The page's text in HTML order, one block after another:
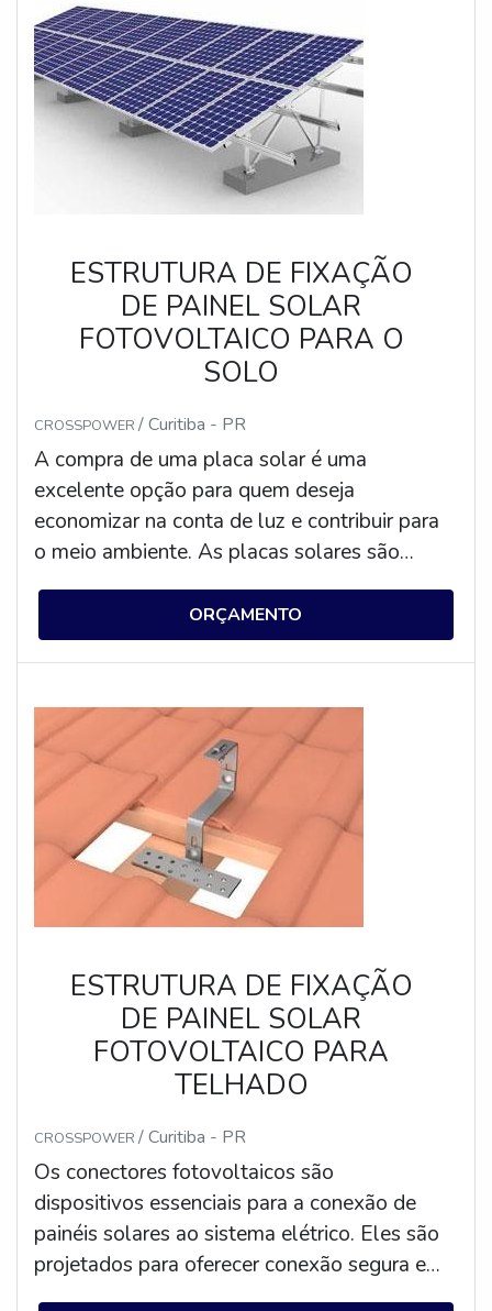
segurança e a durabilidade do sistema. Além
disso, é importante escolher o cabo solar
fotovoltaico adequado para a instalação,
pois isso influencia diretamente na eficiência
do sistema.
ESTRUTURA DE FIXAÇÃO
DE PAINEL SOLAR
FOTOVOLTAICO PARA O
SOLO
CROSSPOWER / Curitiba - PR
A compra de uma placa solar é uma
excelente opção para quem deseja
economizar na conta de luz e contribuir para
o meio ambiente. As placas solares são
eficientes, práticas e seguras, além de serem
uma ótima alternativa para gerar energia
limpa e renovável. Além disso, a compra de
forma de investimento, pois ela pode gerar
economia significativa na conta de luz. Por
isso, se você está pensando em comprar
uma placa solar, não deixe de pesquisar os
melhores modelos e preços para encontrar a
melhor opção para suas necessidades.
ORÇAMENTO
ESTRUTURA DE FIXAÇÃO
DE PAINEL SOLAR
FOTOVOLTAICO PARA
TELHADO
CROSSPOWER / Curitiba - PR
Os conectores fotovoltaicos são
dispositivos essenciais para a conexão de
painéis solares ao sistema elétrico. Eles são
projetados para oferecer conexão segura e
confiável entre os painéis solares e o